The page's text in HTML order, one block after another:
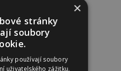
×
stránky
soubory
používají soubory
uživatelského zážitku.